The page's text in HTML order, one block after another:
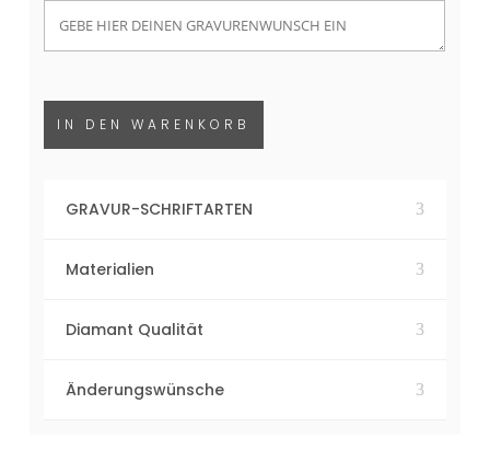
IN DEN WARENKORB
GRAVUR-SCHRIFTARTEN
Materialien
Diamant Qualität
Änderungswünsche